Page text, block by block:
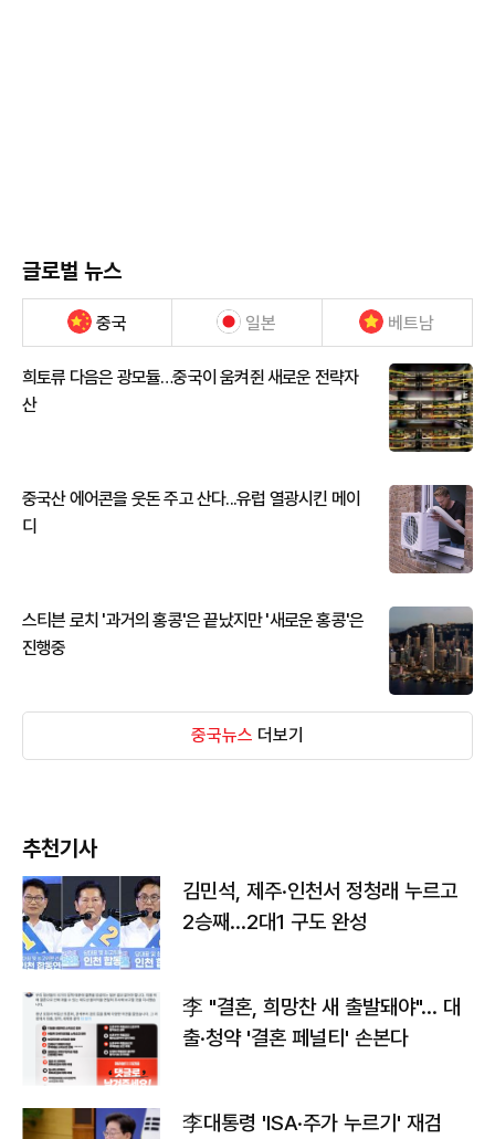
글로벌 뉴스
중국 일본 베트남
희토류 다음은 광모듈…중국이 움켜쥔 새로운 전략자
산
중국산 에어콘을 웃돈 주고 산다...유럽 열광시킨 메이
디
스티븐 로치 '과거의 홍콩'은 끝났지만 '새로운 홍콩'은
진행중
중국뉴스 더보기
추천기사
김민석, 제주·인천서 정청래 누르고
2승째…2대1 구도 완성
李 "결혼, 희망찬 새 출발돼야"… 대
출·청약 '결혼 페널티' 손본다
李대통령 'ISA·주가 누르기' 재검